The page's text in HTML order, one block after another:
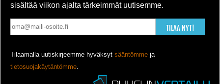
sisältää viikon ajalta tärkeimmät uutisemme.
TILAA NYT!
Tilaamalla uutiskirjeemme hyväksyt sääntömme ja
tietosuojakäytäntömme